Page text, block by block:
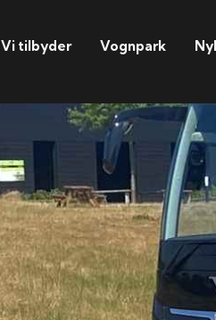
Vi tilbyder Vognpark